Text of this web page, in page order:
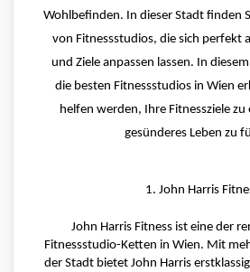
Wohlbefinden. In dieser Stadt finden
von Fitnessstudios, die sich perfekt
und Ziele anpassen lassen. In
die besten Fitnessstudios in Wien
helfen werden, Ihre Fitnessziele zu
gesünderes Leben zu
1. John Harris
John Harris Fitness ist eine der
Fitnessstudio-Ketten in Wien. Mit
der Stadt bietet John Harris